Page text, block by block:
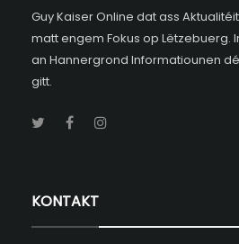
Guy Kaiser Online dat ass
matt engem Fokus op Lëtzebuerg.
an Hannergrond Informatiounen
gitt.
KONTAKT